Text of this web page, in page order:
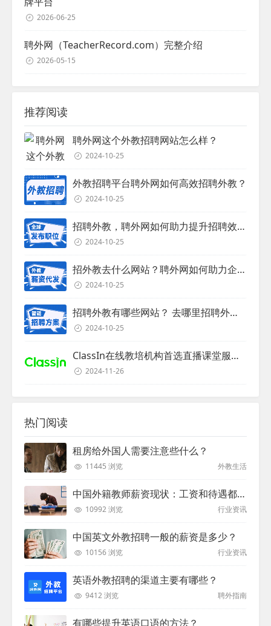
2026-06-25
聘外网（TeacherRecord.com）完整介绍
2026-05-15
推荐阅读
聘外网这个外教招聘网站怎么样？
2024-10-25
外教招聘平台聘外网如何高效招聘外教？
2024-10-25
招聘外教，聘外网如何助力提升招聘效率？
2024-10-25
招外教去什么网站？聘外网如何助力企业外教招聘
2024-10-25
招聘外教有哪些网站？ 去哪里招聘外教？
2024-10-25
ClassIn在线教培机构首选直播课堂服务商
2024-11-26
热门阅读
租房给外国人需要注意些什么？
11445 浏览 外教生活
中国外籍教师薪资现状：工资和待遇都非常高
10992 浏览 行业资讯
中国英文外教招聘一般的薪资是多少？
10156 浏览 行业资讯
英语外教招聘的渠道主要有哪些？
9412 浏览 聘外指南
有哪些提升英语口语的方法？